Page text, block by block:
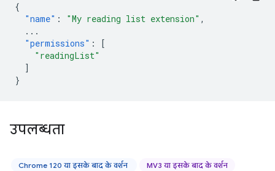
{
"name" : "My reading list extension" ,
...
"permissions" :
[
"readingList"
]
}
उपलब्धता
Chrome 120 या इसके बाद के वर्शन MV3 या इसके बाद के वर्शन